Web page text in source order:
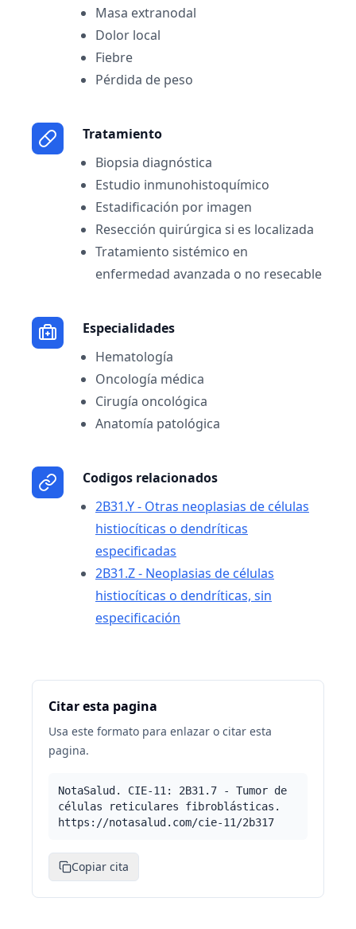
Masa extranodal
Dolor local
Fiebre
Pérdida de peso
Tratamiento
Biopsia diagnóstica
Estudio inmunohistoquímico
Estadificación por imagen
Resección quirúrgica si es localizada
Tratamiento sistémico en
enfermedad avanzada o no resecable
Especialidades
Hematología
Oncología médica
Cirugía oncológica
Anatomía patológica
Codigos relacionados
2B31.Y - Otras neoplasias de células
histiocíticas o dendríticas
especificadas
2B31.Z - Neoplasias de células
histiocíticas o dendríticas, sin
especificación
Citar esta pagina
Usa este formato para enlazar o citar esta
pagina.
NotaSalud. CIE-11: 2B31.7 - Tumor de
células reticulares fibroblásticas.
https://notasalud.com/cie-11/2b317
Copiar cita